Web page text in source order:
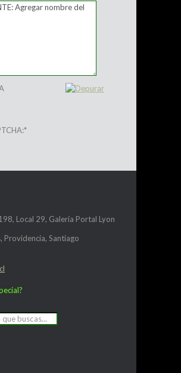
*
Local 29, Galería Portal Lyon
Providencia, Santiago